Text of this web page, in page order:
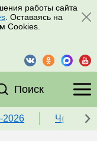
работы сайта
. Оставаясь на
Cookies.
Поиск
2026 Чек-